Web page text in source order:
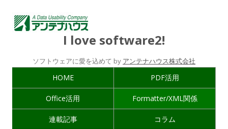
I love software2!
ソフトウェアに愛を込めて by アンテナハウス株式会社
HOME PDF活用
Office活用 Formatter/XML関係
連載記事 コラム